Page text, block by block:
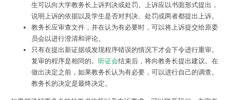
生可以向大学教务长上诉判决或处罚。上诉应以书面形式提出，
说明上诉的依据以及学生是否对判决、处罚或两者都提出上诉。
教务长应审查文件，并在认为有必要时，可以将上诉提交给原委
员会以进行澄清和评论。
只有在提出新证据或发现程序错误的情况下才会下令进行重审。
复审的程序是相同的。 听证会结束后，将向教务长提出建议。在
做出决定之前，如果教务长认为有必要，可以进行自己的调查。
教务长的决定是最终决定。